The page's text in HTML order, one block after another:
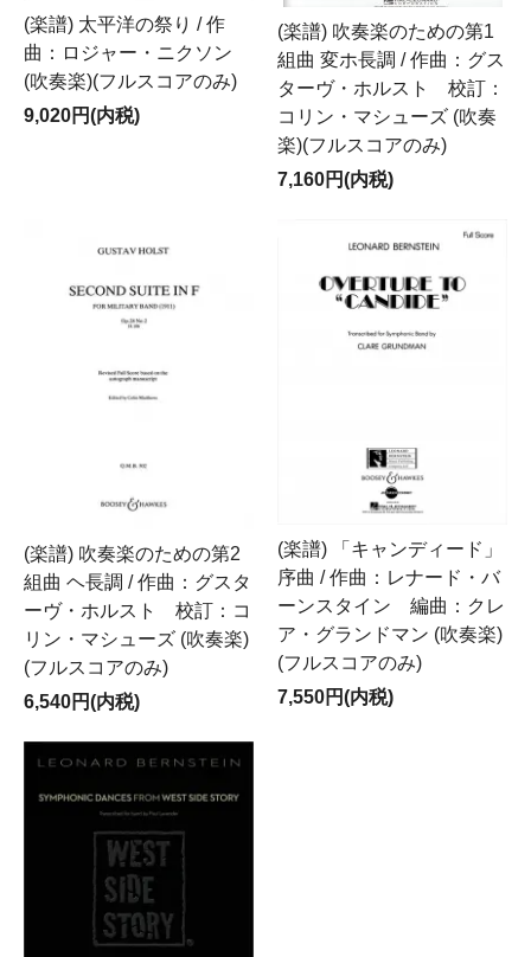
(楽譜) 太平洋の祭り / 作
曲：ロジャー・ニクソン
(吹奏楽)(フルスコアのみ)
9,020円(内税)
(楽譜) 吹奏楽のための第1
組曲 変ホ長調 / 作曲：グス
ターヴ・ホルスト 校訂：
コリン・マシューズ (吹奏
楽)(フルスコアのみ)
7,160円(内税)
(楽譜) 吹奏楽のための第2
組曲 ヘ長調 / 作曲：グスタ
ーヴ・ホルスト 校訂：コ
リン・マシューズ (吹奏楽)
(フルスコアのみ)
6,540円(内税)
(楽譜) 「キャンディード」
序曲 / 作曲：レナード・バ
ーンスタイン 編曲：クレ
ア・グランドマン (吹奏楽)
(フルスコアのみ)
7,550円(内税)